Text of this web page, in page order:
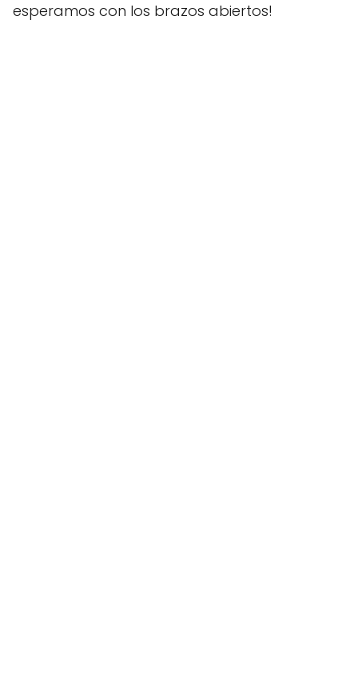
esperamos con los brazos abiertos!